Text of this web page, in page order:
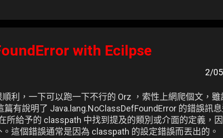
with Ecilpse
2/
利，一下可以跑一下不行的 Orz ，索性上網爬個文，雖
篇有說明了 Java.lang.NoClassDefFoundError 的錯誤訊
所給予的 classpath 中找到提及的類別或介面的定義，
這個錯誤通常是因為 classpath 的設定錯誤而丟出的。